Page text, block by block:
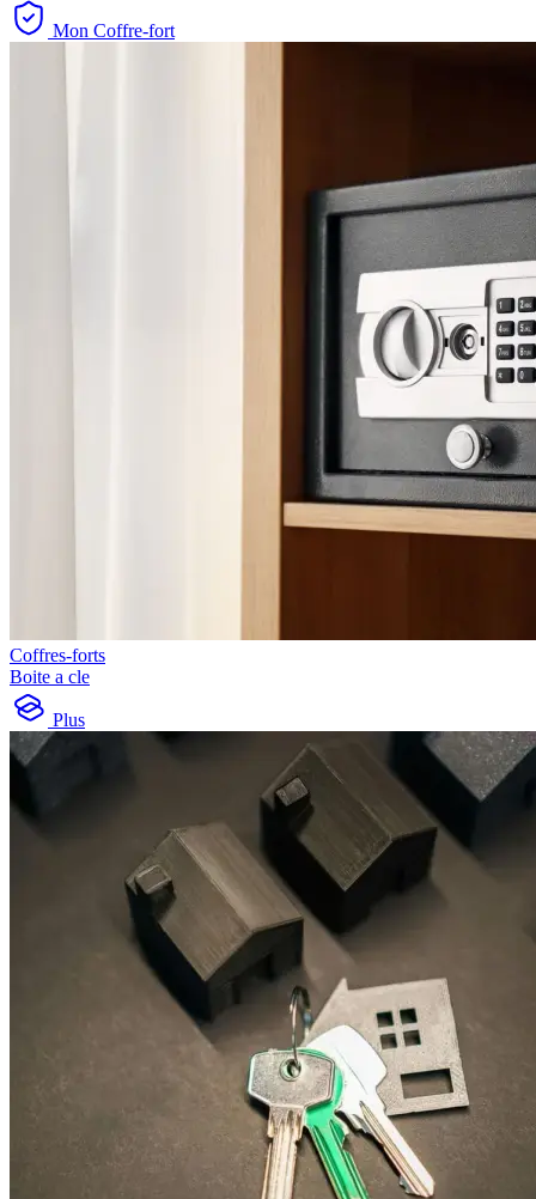
Mon Coffre-fort
Coffres-forts
Boite a cle
Plus